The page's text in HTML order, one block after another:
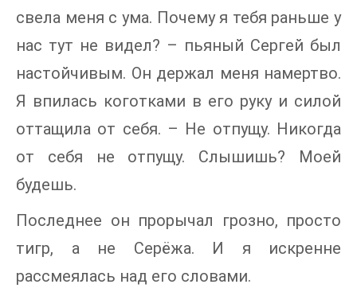
свела меня с ума. Почему я тебя раньше у
нас тут не видел? – пьяный Сергей был
настойчивым. Он держал меня намертво.
Я впилась коготками в его руку и силой
оттащила от себя. – Не отпущу. Никогда
от себя не отпущу. Слышишь? Моей
будешь.
Последнее он прорычал грозно, просто
тигр, а не Серёжа. И я искренне
рассмеялась над его словами.